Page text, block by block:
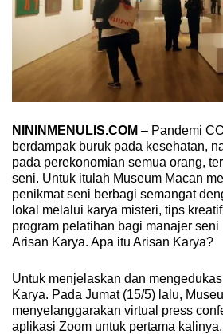
NININMENULIS.COM – Pandemi
berdampak buruk pada kesehatan,
pada perekonomian semua orang,
seni. Untuk itulah Museum Macan
penikmat seni berbagi semangat
lokal melalui karya misteri, tips
program pelatihan bagi manajer
Arisan Karya. Apa itu Arisan Karya?
Untuk menjelaskan dan
Karya. Pada Jumat (15/5) lalu,
menyelanggarakan virtual press
aplikasi Zoom untuk pertama